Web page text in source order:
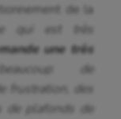
de la
qui est très
une très
de
frustration, des
de plafonds de